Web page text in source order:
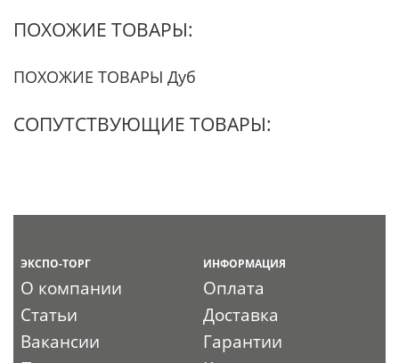
ПОХОЖИЕ ТОВАРЫ:
ПОХОЖИЕ ТОВАРЫ Дуб
СОПУТСТВУЮЩИЕ ТОВАРЫ:
ЭКСПО-ТОРГ
О компании
Статьи
Вакансии
ИНФОРМАЦИЯ
Оплата
Доставка
Гарантии